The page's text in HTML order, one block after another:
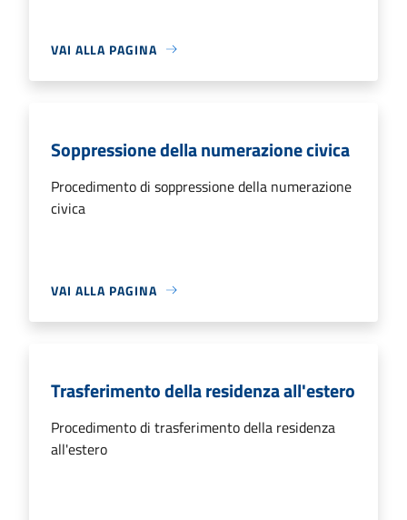
VAI ALLA PAGINA
Soppressione della numerazione civica
Procedimento di soppressione della numerazione
civica
VAI ALLA PAGINA
Trasferimento della residenza all'estero
Procedimento di trasferimento della residenza
all'estero